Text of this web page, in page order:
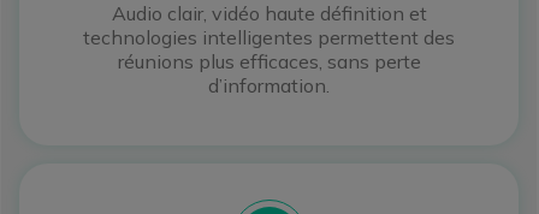
Audio clair, vidéo haute définition et
technologies intelligentes permettent des
réunions plus efficaces, sans perte
d’information.